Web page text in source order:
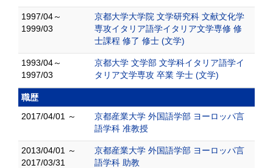
1997/04～
1999/03
京都大学大学院 文学研究科 文献文化学
専攻イタリア語学イタリア文学専修 修
士課程 修了 修士 (文学)
1993/04～
1997/03
京都大学 文学部 文学科イタリア語学イ
タリア文学専攻 卒業 学士 (文学)
職歴
2017/04/01 ～
京都産業大学 外国語学部 ヨーロッパ言
語学科 准教授
2013/04/01 ～
2017/03/31
京都産業大学 外国語学部 ヨーロッパ言
語学科 助教